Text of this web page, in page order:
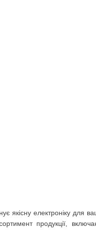
якісну електроніку для
продукції,